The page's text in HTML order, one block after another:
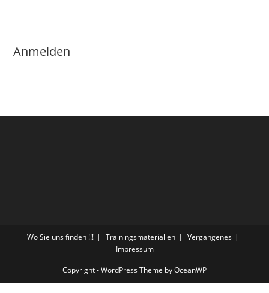
Anmelden
Wo Sie uns finden !!! Trainingsmaterialien
Vergangenes
Impressum
Copyright - WordPress Theme by OceanWP